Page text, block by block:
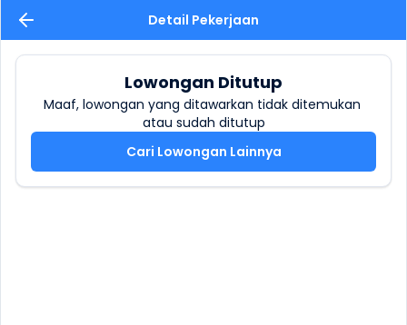
Detail Pekerjaan
Lowongan Ditutup
Maaf, lowongan yang ditawarkan tidak ditemukan
atau sudah ditutup
Cari Lowongan Lainnya